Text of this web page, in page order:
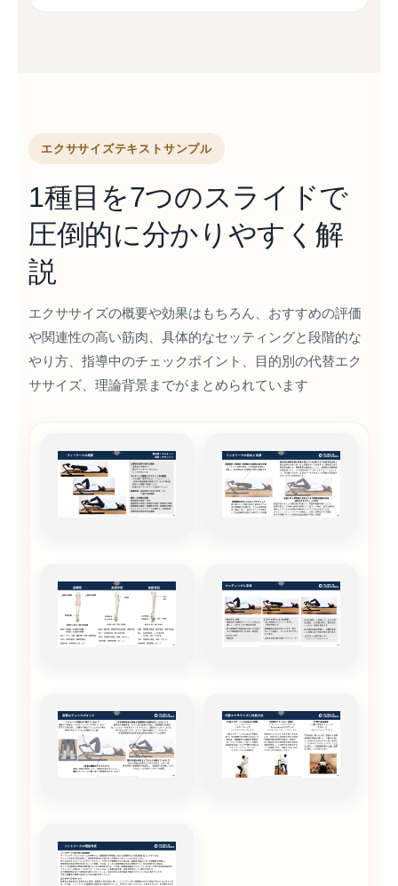
エクササイズテキストサンプル
1種目を7つのスライドで
圧倒的に分かりやすく解
説
エクササイズの概要や効果はもちろん、おすすめの評価
や関連性の高い筋肉、具体的なセッティングと段階的な
やり方、指導中のチェックポイント、目的別の代替エク
ササイズ、理論背景までがまとめられています